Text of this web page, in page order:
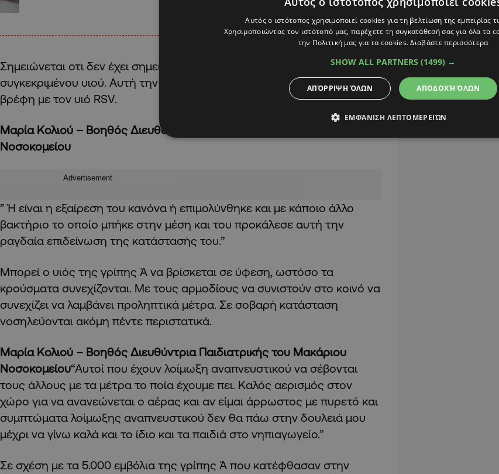
Σημειώνεται οτι δεν έχει σημειωθεί ξανά θάνατος βρέφους εξαιτίας του
συγκεκριμένου υιού. Αυτή την στιγμή νοσηλεύονται στο Μακάρειο 4
βρέφη με τον υιό RSV.
Μαρία Κολιού – Βοηθός Διευθύντρια Παιδιατρικής του Μακάριου
Νοσοκομείου
Advertisement
” Ή είναι η εξαίρεση του κανόνα ή επιμολύνθηκε και με κάποιο άλλο
βακτήριο το οποίο μπήκε στην μέση και του προκάλεσε αυτή την
ραγδαία επιδείνωση της κατάστασής του.”
Μπορεί ο υιός της γρίπης Ά να βρίσκεται σε ύφεση, ωστόσο τα
κρούσματα συνεχίζονται. Με τους αρμοδίους να συνιστούν στο κοινό να
συνεχίζει να λαμβάνει προληπτικά μέτρα. Σε σοβαρή κατάσταση
νοσηλεύονται ακόμη πέντε περιστατικά.
Μαρία Κολιού – Βοηθός Διευθύντρια Παιδιατρικής του Μακάριου
Νοσοκομείου“Αυτοί που έχουν λοίμωξη αναπνευστικού να σέβονται
τους άλλους με τα μέτρα το ποία έχουμε πει. Καλός αερισμός στον
χώρο για να ανανεώνεται ο αέρας και αν είμαι άρρωστος με πυρετό και
συμπτώματα λοίμωξης αναπνευστικού δεν θα πάω στην δουλειά μου
μέχρι να γίνω καλά και το ίδιο και τα παιδιά στο νηπιαγωγείο.”
Σε σχέση με τα 5.000 εμβόλια της γρίπης Ά που κατέφθασαν στην
Αυτός ο ιστότοπος χρησιμοποιεί cookies για τη βελτίωση της εμπειρίας
Χρησιμοποιώντας τον ιστότοπό μας, παρέχετε τη συγκατάθεσή σας για όλα τα
την Πολιτική μας για τα cookies.Διαβάστε περισσότερα
SHOW ALL PARTNERS (1499) →
ΑΠΟΔΟΧΉ ΌΛΩΝ
ΑΠΌΡΡΙΨΗ ΌΛΩΝ
ΕΜΦΆΝΙΣΗ ΛΕΠΤΟΜΕΡΕΙΏΝ